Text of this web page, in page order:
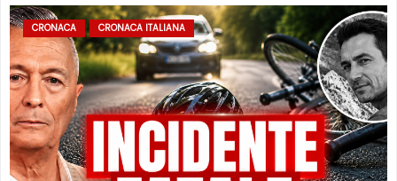
CRONACA CRONACA ITALIANA